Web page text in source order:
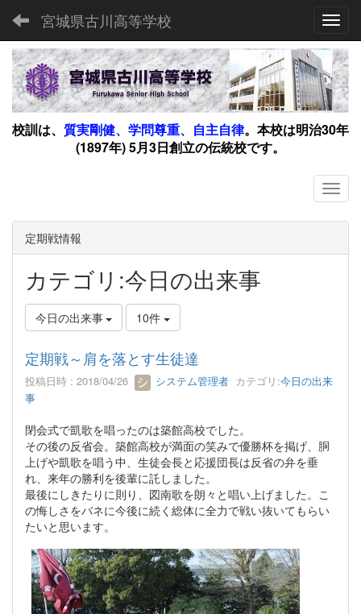
宮城県古川高等学校
校訓は、 質実剛健、学問尊重、自主自律。 本校は明治30年
(1897年) 5月3日創立の伝統校です。
定期戦情報
カテゴリ:今日の出来事
今日の出来事 10件
定期戦～肩を落とす生徒達
投稿日時 : 2018/04/26 システム管理者 カテゴリ:今日の出来
事
閉会式で凱歌を唱ったのは築館高校でした。
その後の反省会。築館高校が満面の笑みで優勝杯を掲げ、胴
上げや凱歌を唱う中、生徒会長と応援団長は反省の弁を垂
れ、来年の勝利を後輩に託しました。
最後にしきたりに則り、図南歌を朗々と唱い上げました。こ
の悔しさをバネに今後に続く総体に全力で戦い抜いてもらい
たいと思います。